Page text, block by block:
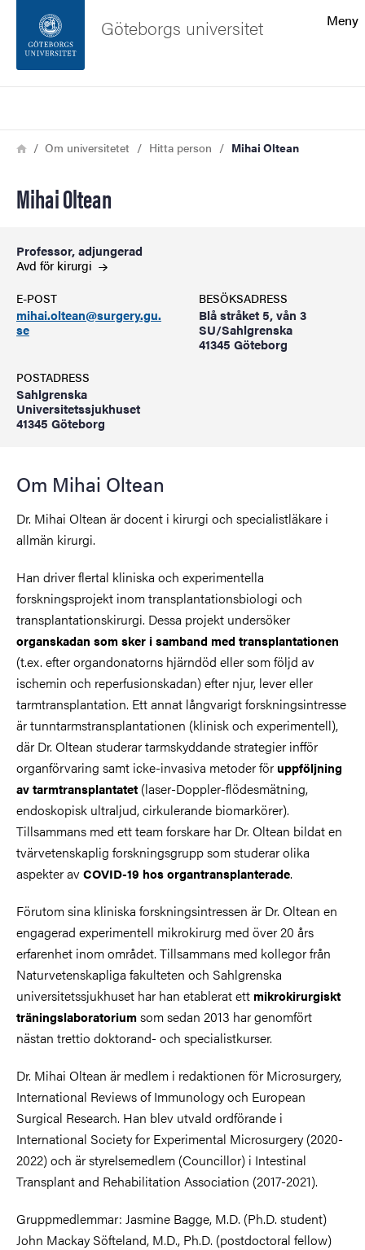
Sidfoten
Meny
Göteborgs universitet
Länkstig
HemOm universitetet Hitta person Mihai Oltean
Mihai Oltean
Professor, adjungerad
Avd förkirurgi
E-POST
mihai.oltean@surgery.gu.
se
BESÖKSADRESS
Blå stråket 5, vån 3
SU/Sahlgrenska
41345 Göteborg
POSTADRESS
Sahlgrenska
Universitetssjukhuset
41345 Göteborg
Om Mihai Oltean
Dr. Mihai Oltean är docent i kirurgi och specialistläkare i
allmän kirurgi.
Han driver flertal kliniska och experimentella
forskningsprojekt inom transplantationsbiologi och
transplantationskirurgi. Dessa projekt undersöker
organskadan som sker i samband med transplantationen
(t.ex. efter organdonatorns hjärndöd eller som följd av
ischemin och reperfusionskadan) efter njur, lever eller
tarmtransplantation. Ett annat långvarigt forskningsintresse
är tunntarmstransplantationen (klinisk och experimentell),
där Dr. Oltean studerar tarmskyddande strategier infför
organförvaring samt icke-invasiva metoder för uppföljning
av tarmtransplantatet (laser-Doppler-flödesmätning,
endoskopisk ultraljud, cirkulerande biomarkörer).
Tillsammans med ett team forskare har Dr. Oltean bildat en
tvärvetenskaplig forskningsgrupp som studerar olika
aspekter avCOVID-19 hos organtransplanterade.
Förutom sina kliniska forskningsintressen är Dr. Oltean en
engagerad experimentell mikrokirurg med över 20 års
erfarenhet inom området. Tillsammans med kollegor från
Naturvetenskapliga fakulteten och Sahlgrenska
universitetssjukhuset har han etablerat ett mikrokirurgiskt
träningslaboratoriumsom sedan 2013 har genomfört
nästan trettio doktorand- och specialistkurser.
Dr. Mihai Oltean är medlem i redaktionen för Microsurgery,
International Reviews of Immunology och European
Surgical Research. Han blev utvald ordförande i
International Society for Experimental Microsurgery (2020-
2022) och är styrelsemedlem (Councillor) i Intestinal
Transplant and Rehabilitation Association (2017-2021).
Gruppmedlemmar: Jasmine Bagge, M.D. (Ph.D. student)
John Mackay Söfteland, M.D., Ph.D. (postdoctoral fellow)